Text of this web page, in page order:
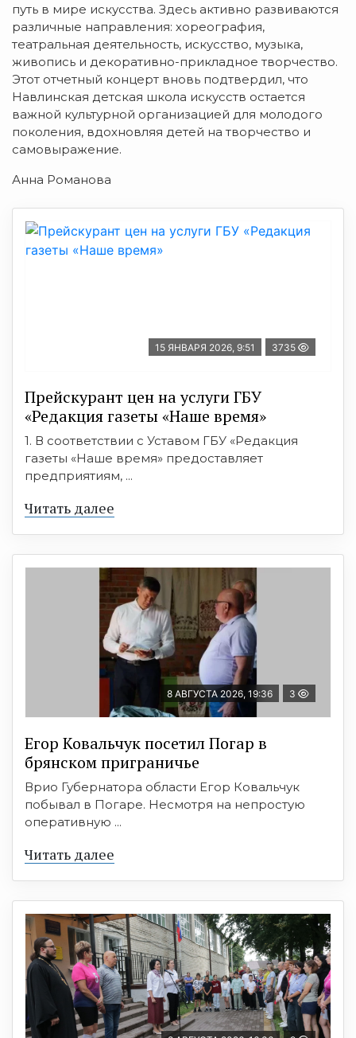
путь в мире искусства. Здесь активно развиваются
различные направления: хореография,
театральная деятельность, искусство, музыка,
живопись и декоративно-прикладное творчество.
Этот отчетный концерт вновь подтвердил, что
Навлинская детская школа искусств остается
важной культурной организацией для молодого
поколения, вдохновляя детей на творчество и
самовыражение.
Анна Романова
15 ЯНВАРЯ 2026, 9:51 3735
Прейскурант цен на услуги ГБУ
«Редакция газеты «Наше время»
1. В соответствии с Уставом ГБУ «Редакция
газеты «Наше время» предоставляет
предприятиям, ...
Читать далее
8 АВГУСТА 2026, 19:36 3
Егор Ковальчук посетил Погар в
брянском приграничье
Врио Губернатора области Егор Ковальчук
побывал в Погаре. Несмотря на непростую
оперативную ...
Читать далее